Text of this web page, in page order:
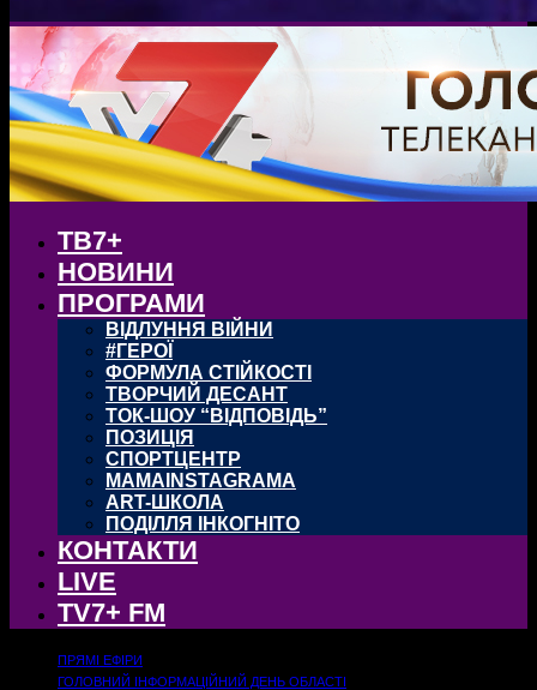
ТВ7+
НОВИНИ
ПРОГРАМИ
ВІДЛУННЯ ВІЙНИ
#ГЕРОЇ
ФОРМУЛА СТІЙКОСТІ
ТВОРЧИЙ ДЕСАНТ
ТОК-ШОУ “ВІДПОВІДЬ”
ПОЗИЦІЯ
СПОРТЦЕНТР
MAMAINSTAGRAMA
ART-ШКОЛА
ПОДІЛЛЯ ІНКОГНІТО
КОНТАКТИ
LIVE
TV7+ FM
ПРЯМІ ЕФІРИ
ГОЛОВНИЙ ІНФОРМАЦІЙНИЙ ДЕНЬ ОБЛАСТІ